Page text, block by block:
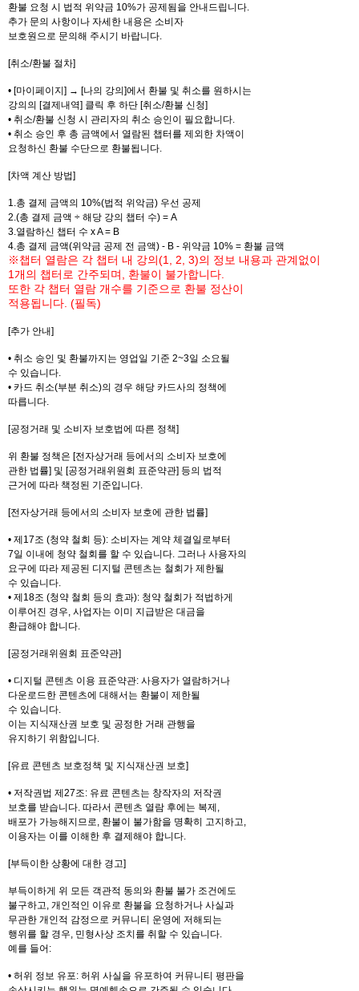
환불 요청 시 법적 위약금 10%가 공제됨을 안내드립니다.
추가 문의 사항이나 자세한 내용은 소비자
보호원으로 문의해 주시기 바랍니다.
[취소/환불 절차]
• [마이페이지] → [나의 강의]에서 환불 및 취소를 원하시는
강의의 [결제내역] 클릭 후 하단 [취소/환불 신청]
• 취소/환불 신청 시 관리자의 취소 승인이 필요합니다.
• 취소 승인 후 총 금액에서 열람된 챕터를 제외한 차액이
요청하신 환불 수단으로 환불됩니다.
[차액 계산 방법]
1.총 결제 금액의 10%(법적 위악금) 우선 공제
2.(총 결제 금액 ÷ 해당 강의 챕터 수) = A
3.열람하신 챕터 수 x A = B
4.총 결제 금액(위약금 공제 전 금액) - B - 위약금 10% = 환불 금액
※챕터 열람은 각 챕터 내 강의(1, 2, 3)의 정보 내용과 관계없이
1개의 챕터로 간주되며, 환불이 불가합니다.
또한 각 챕터 열람 개수를 기준으로 환불 정산이
적용됩니다. (필독)
[추가 안내]
• 취소 승인 및 환불까지는 영업일 기준 2~3일 소요될
수 있습니다.
• 카드 취소(부분 취소)의 경우 해당 카드사의 정책에
따릅니다.
[공정거래 및 소비자 보호법에 따른 정책]
위 환불 정책은 [전자상거래 등에서의 소비자 보호에
관한 법률] 및 [공정거래위원회 표준약관] 등의 법적
근거에 따라 책정된 기준입니다.
[전자상거래 등에서의 소비자 보호에 관한 법률]
• 제17조 (청약 철회 등): 소비자는 계약 체결일로부터
7일 이내에 청약 철회를 할 수 있습니다. 그러나 사용자의
요구에 따라 제공된 디지털 콘텐츠는 철회가 제한될
수 있습니다.
• 제18조 (청약 철회 등의 효과): 청약 철회가 적법하게
이루어진 경우, 사업자는 이미 지급받은 대금을
환급해야 합니다.
[공정거래위원회 표준약관]
• 디지털 콘텐츠 이용 표준약관: 사용자가 열람하거나
다운로드한 콘텐츠에 대해서는 환불이 제한될
수 있습니다.
이는 지식재산권 보호 및 공정한 거래 관행을
유지하기 위함입니다.
[유료 콘텐츠 보호정책 및 지식재산권 보호]
• 저작권법 제27조: 유료 콘텐츠는 창작자의 저작권
보호를 받습니다. 따라서 콘텐츠 열람 후에는 복제,
배포가 가능해지므로, 환불이 불가함을 명확히 고지하고,
이용자는 이를 이해한 후 결제해야 합니다.
[부득이한 상황에 대한 경고]
부득이하게 위 모든 객관적 동의와 환불 불가 조건에도
불구하고, 개인적인 이유로 환불을 요청하거나 사실과
무관한 개인적 감정으로 커뮤니티 운영에 저해되는
행위를 할 경우, 민형사상 조치를 취할 수 있습니다.
예를 들어:
• 허위 정보 유포: 허위 사실을 유포하여 커뮤니티 평판을